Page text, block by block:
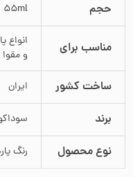
حجم 55ml
مناسب برای
انواع
و مقوا
ساخت کشور ایران
برند
نوع محصول رنگ